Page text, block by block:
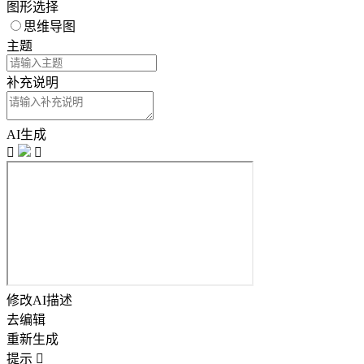
图形选择
思维导图
主题
补充说明
AI生成


修改AI描述
去编辑
重新生成
提示 